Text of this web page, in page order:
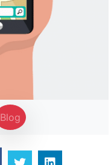
Blog